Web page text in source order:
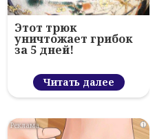
Этот трюк
уничтожает грибок
за 5 дней!
Читать далее
i